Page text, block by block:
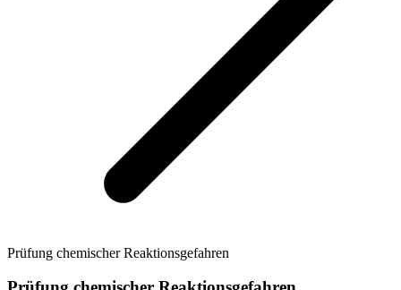
Prüfung chemischer Reaktionsgefahren